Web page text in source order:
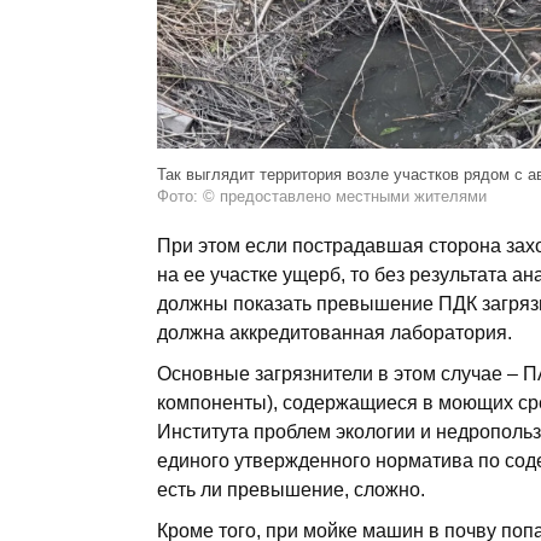
Так выглядит территория возле участков рядом с
Фото: © предоставлено местными жителями
При этом если пострадавшая сторона
на ее участке ущерб, то без результата
должны показать превышение ПДК
должна аккредитованная лаборатория.
Основные загрязнители в этом случае –
компоненты), содержащиеся в моющих
Института проблем экологии и
единого утвержденного норматива по
есть ли превышение, сложно.
Кроме того, при мойке машин в почву